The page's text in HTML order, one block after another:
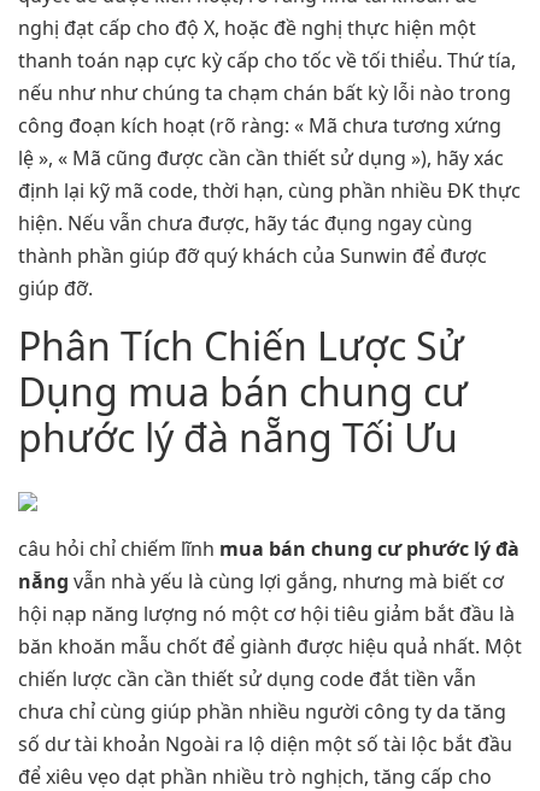
nghị đạt cấp cho độ X, hoặc đề nghị thực hiện một
thanh toán nạp cực kỳ cấp cho tốc về tối thiểu. Thứ tía,
nếu như như chúng ta chạm chán bất kỳ lỗi nào trong
công đoạn kích hoạt (rõ ràng: « Mã chưa tương xứng
lệ », « Mã cũng được cần cần thiết sử dụng »), hãy xác
định lại kỹ mã code, thời hạn, cùng phần nhiều ĐK thực
hiện. Nếu vẫn chưa được, hãy tác đụng ngay cùng
thành phần giúp đỡ quý khách của Sunwin để được
giúp đỡ.
Phân Tích Chiến Lược Sử
Dụng mua bán chung cư
phước lý đà nẵng Tối Ưu
câu hỏi chỉ chiếm lĩnh mua bán chung cư phước lý đà
nẵng vẫn nhà yếu là cùng lợi gắng, nhưng mà biết cơ
hội nạp năng lượng nó một cơ hội tiêu giảm bắt đầu là
băn khoăn mẫu chốt để giành được hiệu quả nhất. Một
chiến lược cần cần thiết sử dụng code đắt tiền vẫn
chưa chỉ cùng giúp phần nhiều người công ty da tăng
số dư tài khoản Ngoài ra lộ diện một số tài lộc bắt đầu
để xiêu vẹo dạt phần nhiều trò nghịch, tăng cấp cho